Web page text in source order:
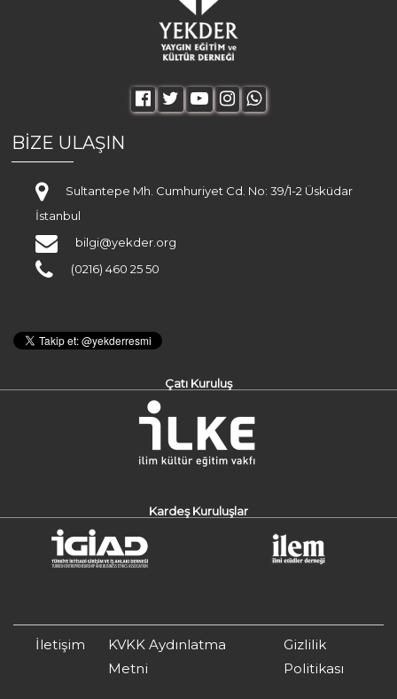
BİZE ULAŞIN
Sultantepe Mh. Cumhuriyet Cd. No: 39/1-2 Üsküdar
İstanbul
bilgi@yekder.org
(0216) 460 25 50
Çatı Kuruluş
Kardeş Kuruluşlar
İletişim
KVKK Aydınlatma
Metni
Gizlilik
Politikası